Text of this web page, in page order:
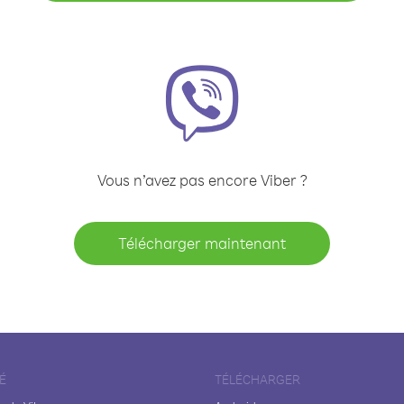
Vous n’avez pas encore Viber ?
Télécharger maintenant
TÉLÉCHARGER